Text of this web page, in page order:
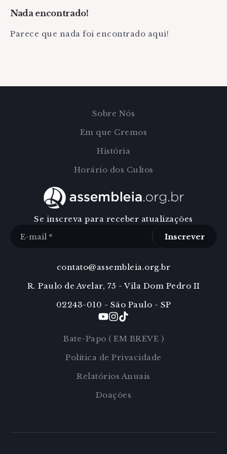
Nada encontrado!
Parece que nada foi encontrado aqui!
Sobre Nós
Em que Cremos
História
Horário dos Cultos
Se inscreva para receber atualizações
Inscrever
contato@assembleia.org.br
R. Paulo de Avelar, 75 - Vila Dom Pedro II
02243-010 - São Paulo - SP
Bate-Papo ( EM BREVE )
Política de Privacidade
Relatórios Anuais
Doações